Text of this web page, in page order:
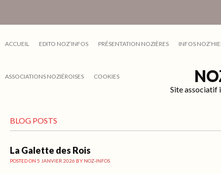
ACCUEIL EDITO NOZ’INFOS PRÉSENTATION NOZIÈRES INFOS
ASSOCIATIONS NOZIÉROISES COOKIES
Site associatif
BLOG POSTS
La Galette des Rois
POSTED ON 5 JANVIER 2026 BY NOZ-INFOS